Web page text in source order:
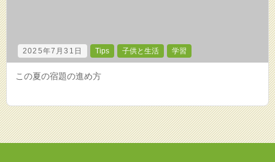
2025年7月31日 Tips 子供と生活 学習
この夏の宿題の進め方